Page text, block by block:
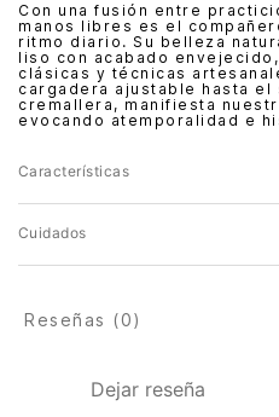
Con una fusión entre
manos libres es el
ritmo diario. Su belleza
liso con acabado
clásicas y técnicas
cargadera ajustable hasta
cremallera, manifiesta
evocando atemporalidad e
Características
Cuidados
Dejar reseña
Reseñas (0)